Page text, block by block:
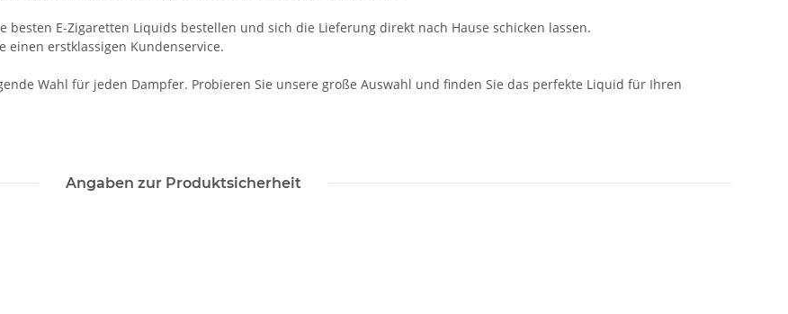
E-Zigaretten Liquids bestellen und sich die Lieferung direkt nach Hause schicken lassen.
einen erstklassigen Kundenservice.
Wahl für jeden Dampfer. Probieren Sie unsere große Auswahl und finden Sie das perfekte Liquid für Ihren
Angaben zur Produktsicherheit